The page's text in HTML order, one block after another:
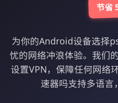
节省
为你的Android设备选择
忧的网络冲浪体验。我们
设置VPN，保障任何网络
速器吗支持多语言